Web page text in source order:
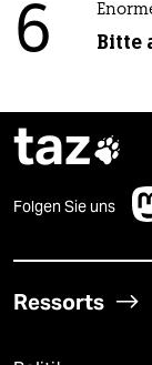
6 Bitte
taz
Folgen Sie uns
Ressorts